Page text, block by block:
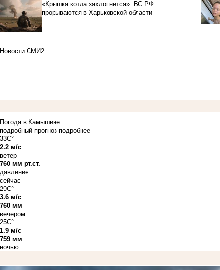
«Крышка котла захлопнется»: ВС РФ
прорываются в Харьковской области
Новости СМИ2
Погода в Камышине
подробный прогноз подробнее
33C°
2.2 м/с
ветер
760 мм рт.ст.
давление
сейчас
29C°
3.6 м/с
760 мм
вечером
25C°
1.9 м/с
759 мм
ночью